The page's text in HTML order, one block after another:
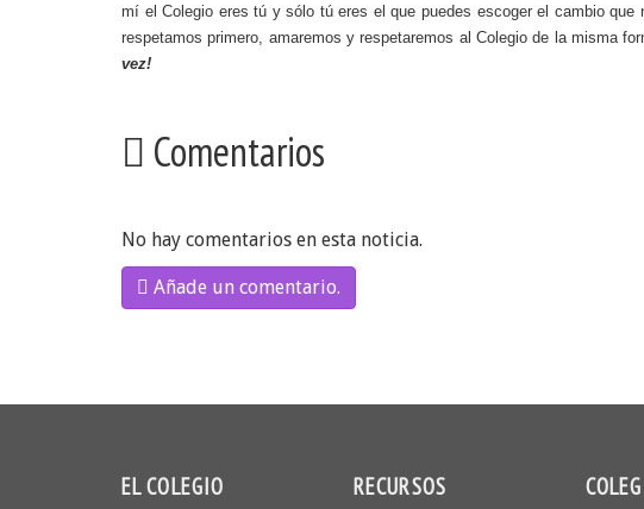
mí el Colegio eres tú y sólo tú eres el que puedes escoger el cambio que
respetamos primero, amaremos y respetaremos al Colegio de la misma
vez!
Comentarios
No hay comentarios en esta noticia.
Añade un comentario.
EL COLEGIO RECURSOS